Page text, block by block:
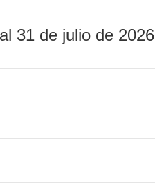
31 de julio de 2026